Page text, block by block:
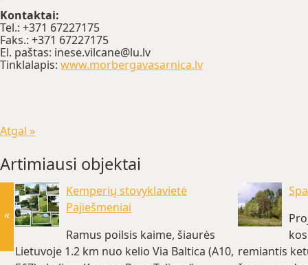
Kontaktai:
Tel.: +371 67227175
Faks.: +371 67227175
El. paštas: inese.vilcane@lu.lv
Tinklalapis: www.morbergavasarnica.lv
Atgal »
Artimiausi objektai
Kemperių stovyklavietė
Pajiešmeniai
Ramus poilsis kaime, šiaurės
Lietuvoje 1.2 km nuo kelio Via Baltica (A10, remiantis
«